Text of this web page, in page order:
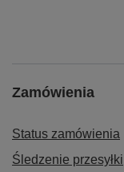
Zamówienia
Status zamówienia
Śledzenie przesyłki